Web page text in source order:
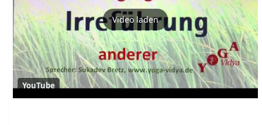
Video laden
YouTube